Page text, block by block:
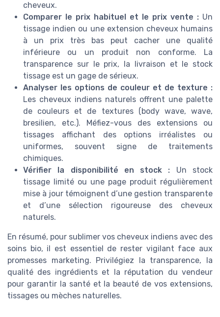
cheveux.
Comparer le prix habituel et le prix vente : Un
tissage indien ou une extension cheveux humains
à un prix très bas peut cacher une qualité
inférieure ou un produit non conforme. La
transparence sur le prix, la livraison et le stock
tissage est un gage de sérieux.
Analyser les options de couleur et de texture :
Les cheveux indiens naturels offrent une palette
de couleurs et de textures (body wave, wave,
bresilien, etc.). Méfiez-vous des extensions ou
tissages affichant des options irréalistes ou
uniformes, souvent signe de traitements
chimiques.
Vérifier la disponibilité en stock : Un stock
tissage limité ou une page produit régulièrement
mise à jour témoignent d’une gestion transparente
et d’une sélection rigoureuse des cheveux
naturels.
En résumé, pour sublimer vos cheveux indiens avec des
soins bio, il est essentiel de rester vigilant face aux
promesses marketing. Privilégiez la transparence, la
qualité des ingrédients et la réputation du vendeur
pour garantir la santé et la beauté de vos extensions,
tissages ou mèches naturelles.